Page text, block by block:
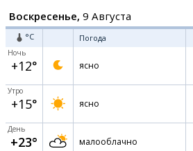
Воскресенье, 9 Августа
°C Погода
Ночь
+12° ясно
Утро
+15° ясно
День
+23° малооблачно